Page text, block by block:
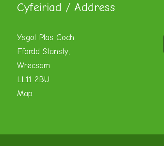
Cyfeiriad / Address
Ysgol Plas Coch
Ffordd Stansty,
Wrecsam
LL11 2BU
Map